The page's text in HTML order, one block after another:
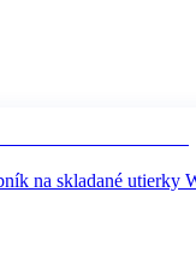
na skladané utierky